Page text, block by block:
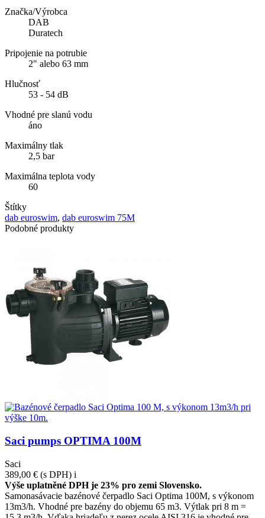
Značka/Výrobca
DAB
Duratech
Pripojenie na potrubie
2" alebo 63 mm
Hlučnosť
53 - 54 dB
Vhodné pre slanú vodu
áno
Maximálny tlak
2,5 bar
Maximálna teplota vody
60
Štítky
dab euroswim, dab euroswim 75M
Podobné produkty
Saci pumps OPTIMA 100M
Saci
389,00 € (s DPH) i
Výše uplatněné DPH je 23% pro zemi Slovensko.
Samonasávacie bazénové čerpadlo Saci Optima 100M, s výkonom
13m3/h. Vhodné pre bazény do objemu 65 m3. Výtlak pri 8 m =